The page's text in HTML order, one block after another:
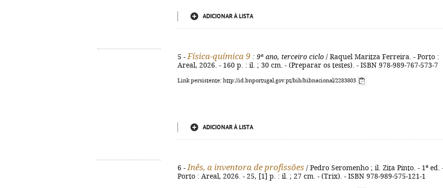
ADICIONAR À LISTA
5 - Física-química 9 : 9ª ano, terceiro ciclo / Raquel Maritza Ferreira. - Porto :
Areal, 2026. - 160 p. : il. ; 30 cm. - (Preparar os testes). - ISBN 978-989-767-573-7
Link persistente: http://id.bnportugal.gov.pt/bib/bibnacional/2283803
ADICIONAR À LISTA
6 - Inês, a inventora de profissões / Pedro Seromenho ; il. Zita Pinto. - 1ª ed.
Porto : Areal, 2026. - 25, [1] p. : il. ; 27 cm. - (Trix). - ISBN 978-989-575-121-1